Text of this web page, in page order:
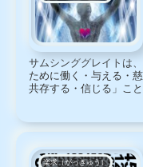
サムシンググレイトは
ために働く・与える・
共存する・信じる」こ
楽求（がっきゅう）